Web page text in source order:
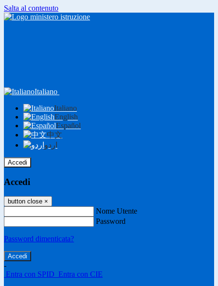
Salta al contenuto
Italiano
Italiano
English
Español
中文
اردو
Accedi
Accedi
button close ×
Nome Utente
Password
Password dimenticata?
-
Entra con SPID Entra con CIE